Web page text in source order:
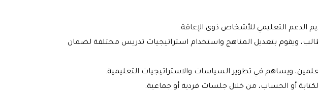
الدعم التعليمي للأشخاص ذوي الإعاقة.
ويقوم بتعديل المناهج واستخدام استراتيجيات تدريس مختلفة لضمان
ويساهم في تطوير السياسات والاستراتيجيات التعليمية.
أو الحساب، من خلال جلسات فردية أو جماعية.